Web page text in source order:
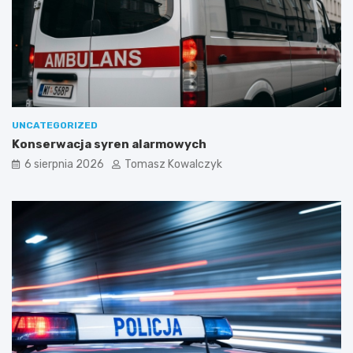
UNCATEGORIZED
Konserwacja syren alarmowych
6 sierpnia 2026 Tomasz Kowalczyk